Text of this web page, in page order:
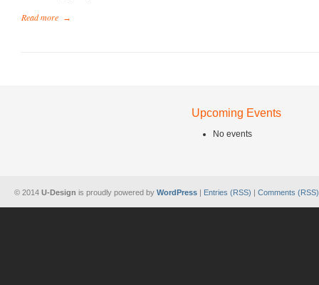
Read more →
Upcoming Events
No events
© 2014 U-Design is proudly powered by WordPress | Entries (RSS) | Comments (RSS)